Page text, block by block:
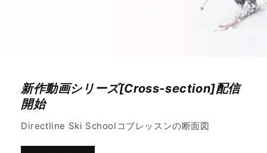
新作動画シリーズ[Cross-section]配信
開始
Directline Ski Schoolコブレッスンの断面図